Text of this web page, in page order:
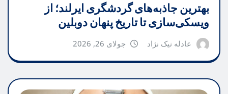
بهترین جاذبه‌های گردشگری ایرلند؛ از
ویسکی‌سازی تا تاریخ پنهان دوبلین
عادله نیک نژاد جولای 26, 2026